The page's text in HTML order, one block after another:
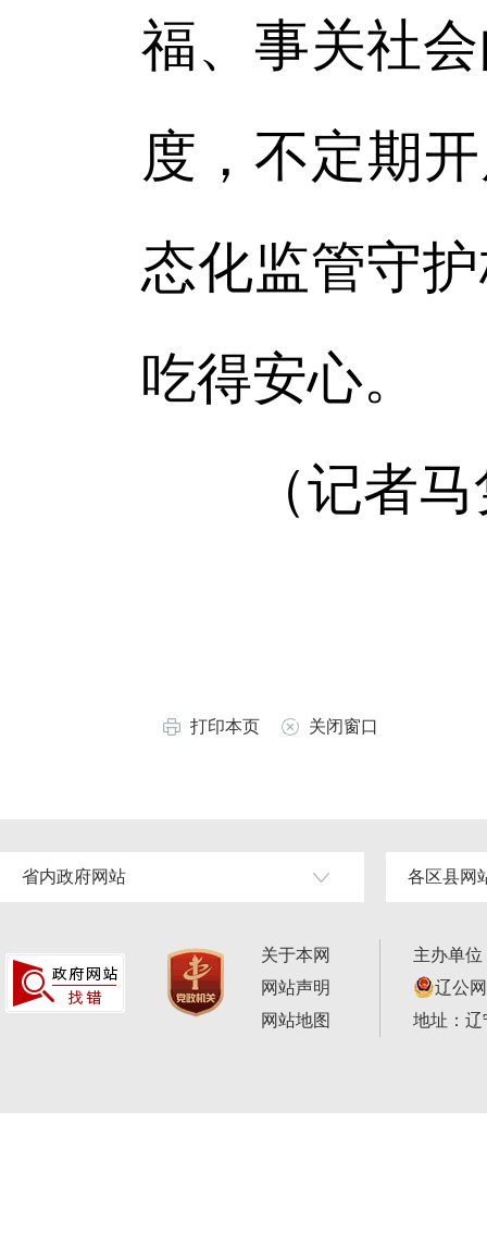
福、事关社
度，不定期
态化监管守
吃得安心。
（记者马
打印本页 关闭窗口
省内政府网站 各区县网
关于本网
网站声明
网站地图
主办单
辽公
地址：辽